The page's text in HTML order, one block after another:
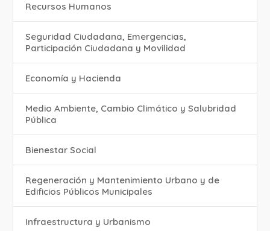
Recursos Humanos
Seguridad Ciudadana, Emergencias,
Participación Ciudadana y Movilidad
Economía y Hacienda
Medio Ambiente, Cambio Climático y Salubridad
Pública
Bienestar Social
Regeneración y Mantenimiento Urbano y de
Edificios Públicos Municipales
Infraestructura y Urbanismo